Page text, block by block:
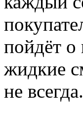
пойдёт о
жидкие
не